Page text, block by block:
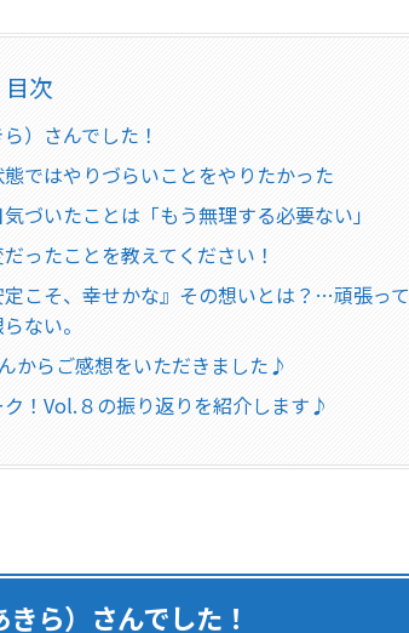
目次
）さんでした！
ではやりづらいことをやりたかった
づいたことは「もう無理する必要ない」
ったことを教えてください！
こそ、幸せかな』その想いとは？…頑張って
ない。
からご感想をいただきました♪
！Vol.８の振り返りを紹介します♪
ら）さんでした！